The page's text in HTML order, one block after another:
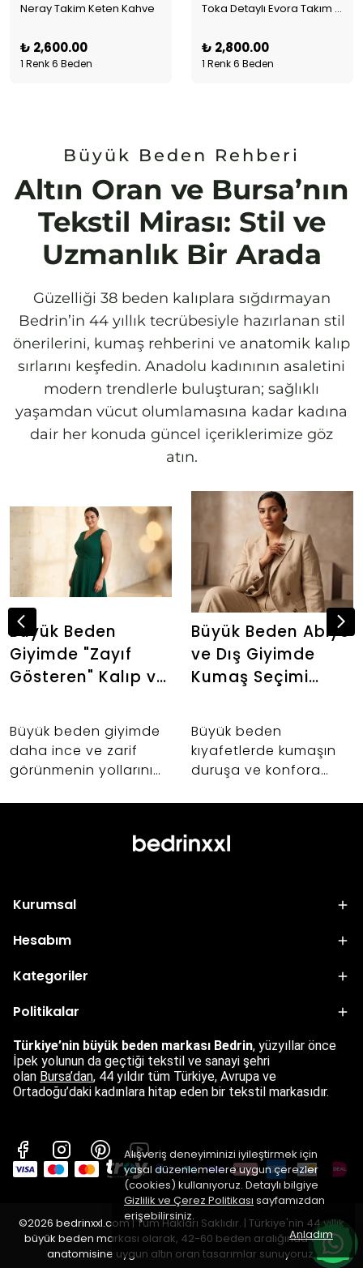
Alışveriş deneyiminizi iyileştirmek için
yasal düzenlemelere uygun çerezler
(cookies) kullanıyoruz. Detaylı bilgiye
Gizlilik ve Çerez Politikası sayfamızdan
erişebilirsiniz.
Anladım
Neray Takim Keten Kahve
₺ 2,600.00
1 Renk 6 Beden
Toka Detaylı Evora Takım Siyah
₺ 2,800.00
1 Renk 6 Beden
Büyük Beden Rehberi
Altın Oran ve Bursa’nın
Tekstil Mirası: Stil ve
Uzmanlık Bir Arada
Güzelliği 38 beden kalıplara sığdırmayan
Bedrin’in 44 yıllık tecrübesiyle hazırlanan stil
önerilerini, kumaş rehberini ve anatomik kalıp
sırlarını keşfedin. Anadolu kadınının asaletini
modern trendlerle buluşturan; sağlıklı
yaşamdan vücut olumlamasına kadar kadına
dair her konuda güncel içeriklerimize göz
atın.
Büyük Beden
Giyimde "Zayıf
Gösteren" Kalıp ve
Oranı Keşfedin
Büyük beden giyimde
daha ince ve zarif
görünmenin yollarını
arası kadınlar için
uygun kalıp uzmanlığı,
felsefesi.
Büyük Beden Abiye
ve Dış Giyimde
Kumaş Seçimi
Büyük beden
kıyafetlerde kumaşın
duruşa ve konfora
takım ve dış giyim
kurtaracak kumaş
Kurumsal
Hesabım
Kategoriler
Politikalar
Türkiye’nin büyük beden markası Bedrin, yüzyıllar önce
İpek yolunun da geçtiği tekstil ve sanayi şehri
olan Bursa’dan, 44 yıldır tüm Türkiye, Avrupa ve
Ortadoğu’daki kadınlara hitap eden bir tekstil markasıdır.
©2026 bedrinxxl.com | Tüm Hakları Saklıdır. | Türkiye'nin 44 yıllık
büyük beden markası olarak, 42-60 beden aralığında vücut
anatomisine uygun altın oran tasarımlar sunuyoruz.